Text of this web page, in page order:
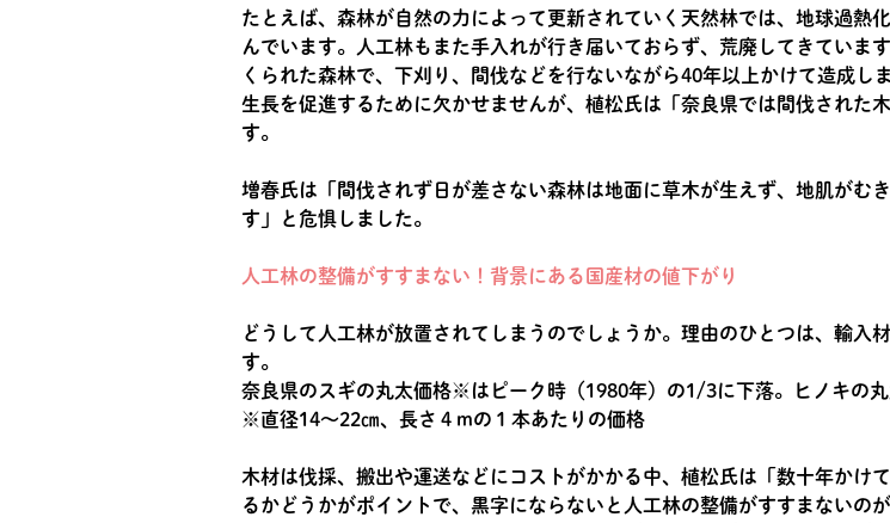
たとえば、森林が自然の力によって更新されていく天然林では、地球過熱
んでいます。人工林もまた手入れが行き届いておらず、荒廃してきていま
くられた森林で、下刈り、間伐などを行ないながら40年以上かけて造成
生長を促進するために欠かせませんが、植松氏は「奈良県では間伐された
す。
増春氏は「間伐されず日が差さない森林は地面に草木が生えず、地肌がむ
す」と危惧しました。
人工林の整備がすすまない！背景にある国産材の値下がり
どうして人工林が放置されてしまうのでしょうか。理由のひとつは、輸入
す。
奈良県のスギの丸太価格※はピーク時（1980年）の1/3に下落。ヒノキの
※直径14～22㎝、長さ４mの１本あたりの価格
木材は伐採、搬出や運送などにコストがかかる中、植松氏は「数十年かけ
るかどうかがポイントで、黒字にならないと人工林の整備がすすまないの